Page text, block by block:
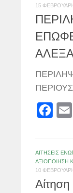
15
ΑΙΤΗΣΕΙΣ
ΑΞΙΟΠΟΙΗΣΗ
10